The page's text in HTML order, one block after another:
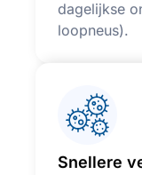
loopneus).
en